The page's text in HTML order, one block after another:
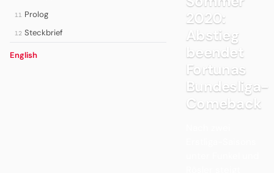
11 Prolog
12 Steckbrief
English
2020:
Abstieg
beendet
Fortunas
Bundesliga-
Comeback